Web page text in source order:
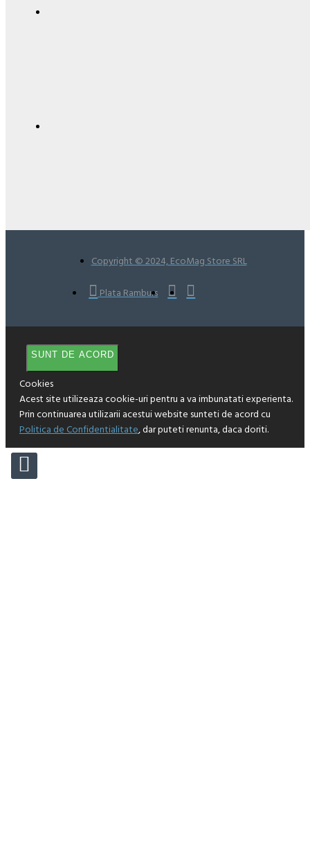
Copyright © 2024, EcoMag Store SRL
Plata Ramburs
SUNT DE ACORD
Cookies
Acest site utilizeaza cookie-uri pentru a va imbunatati experienta.
Prin continuarea utilizarii acestui website sunteti de acord cu
Politica de Confidentialitate, dar puteti renunta, daca doriti.